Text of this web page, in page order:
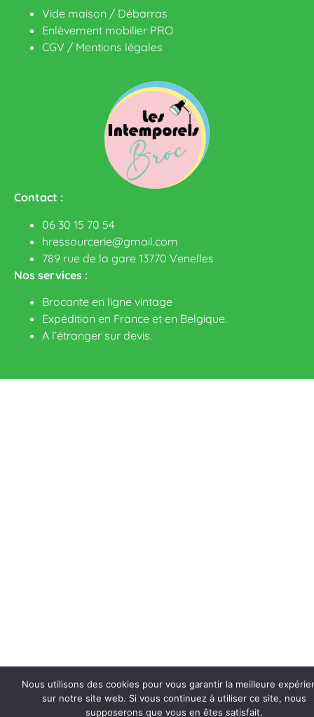
Vide maison / Débarras
Enlèvement mobilier PRO
CGV / Mentions légales
Contact :
06 30 15 70 54
hressourcerie@gmail.com
789 rue de la gare 13770 Venelles
Nos services :
Brocante en ligne vintage
Expédition en France et en Belgique.
A l’étranger sur devis.
Nous utilisons des cookies pour vous garantir la meilleure
sur notre site web. Si vous continuez à utiliser ce site, nous
supposerons que vous en êtes satisfait.